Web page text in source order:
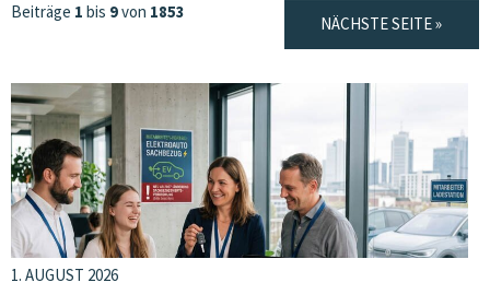
Beiträge 1 bis 9von 1853
NÄCHSTE SEITE »
1. AUGUST 2026